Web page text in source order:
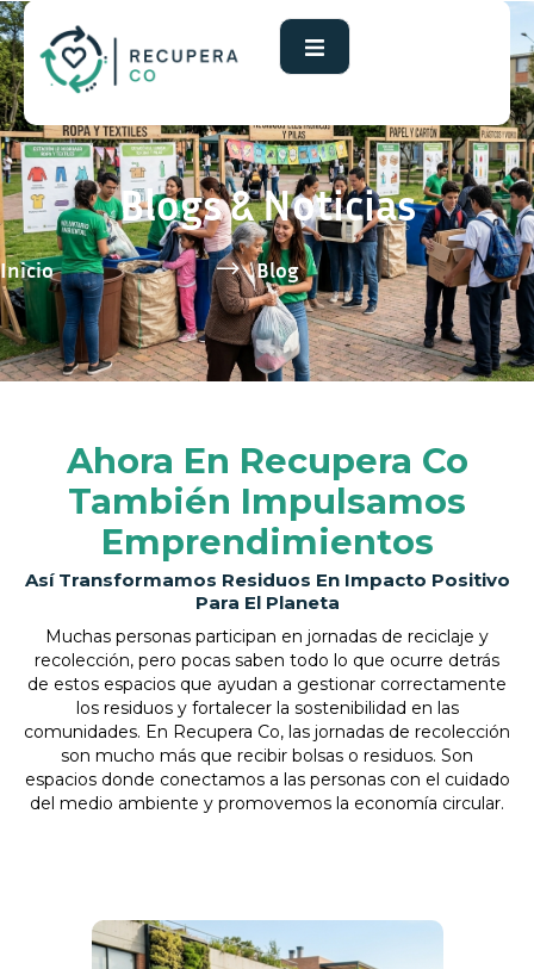
Blogs & Noticias
Inicio Blog
Ahora En Recupera Co
También Impulsamos
Emprendimientos
Así Transformamos Residuos En Impacto Positivo
Para El Planeta
Muchas personas participan en jornadas de reciclaje y
recolección, pero pocas saben todo lo que ocurre detrás
de estos espacios que ayudan a gestionar correctamente
los residuos y fortalecer la sostenibilidad en las
comunidades. En Recupera Co, las jornadas de recolección
son mucho más que recibir bolsas o residuos. Son
espacios donde conectamos a las personas con el cuidado
del medio ambiente y promovemos la economía circular.